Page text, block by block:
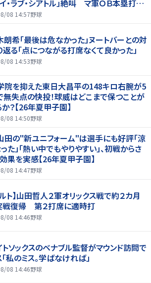
イ・ラブ・シアトル」絶叫 マ軍ＯＢ本塁打競
場
08 14:57野球
希「最後は危なかった」ヌートバーとの対
る「点につながる打席なくて良かった」
08 14:53野球
院を抑えた東日大昌平の148キロ右腕が5
無失点の快投！球威はどこまで保つことが
？【26年夏甲子園】
08 14:50野球
田の"新ユニフォーム"は選手にも好評「涼
た」「熱い中でもやりやすい」、初戦からさ
果を実感【26年夏甲子園】
08 14:47野球
ト】山田哲人２軍オリックス戦で約２カ月
戦復帰 第２打席に適時打
08 14:46野球
トソックスのベナブル監督がマウンド訪問で
私のミス。学ばなければ」
08 14:46野球